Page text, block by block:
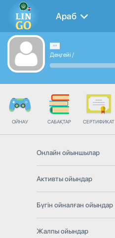
Араб
Деңгейі /
ОЙНАУ САБАҚТАР СЕРТИФИКАТ
Онлайн ойыншылар
Активты ойындар
Бүгін ойналған ойындар
Жалпы ойындар